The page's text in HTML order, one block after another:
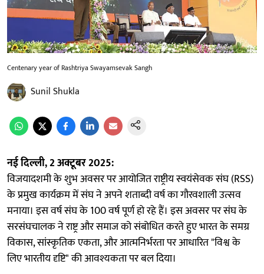
Centenary year of Rashtriya Swayamsevak Sangh
Sunil Shukla
नई दिल्ली, 2 अक्टूबर 2025:
विजयादशमी के शुभ अवसर पर आयोजित राष्ट्रीय स्वयंसेवक संघ (RSS)
के प्रमुख कार्यक्रम में संघ ने अपने शताब्दी वर्ष का गौरवशाली उत्सव
मनाया। इस वर्ष संघ के 100 वर्ष पूर्ण हो रहे हैं। इस अवसर पर संघ के
सरसंघचालक ने राष्ट्र और समाज को संबोधित करते हुए भारत के समग्र
विकास, सांस्कृतिक एकता, और आत्मनिर्भरता पर आधारित "विश्व के
लिए भारतीय दृष्टि" की आवश्यकता पर बल दिया।